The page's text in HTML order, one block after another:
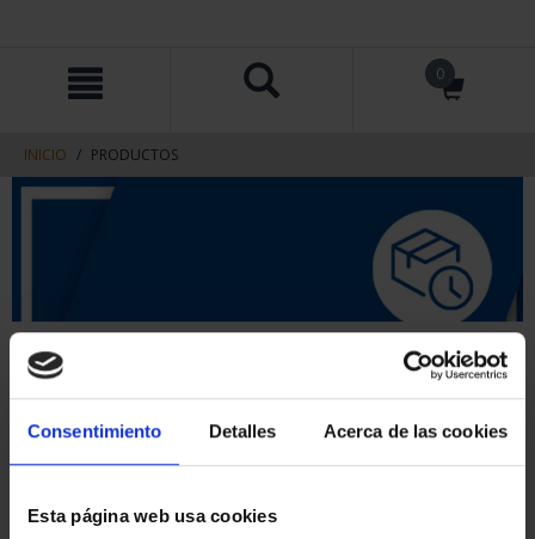
Consentimiento Detalles Acerca de las cookies
Esta página web usa cookies
contenido
men
de
navegacin
INICIO PRODUCTOS